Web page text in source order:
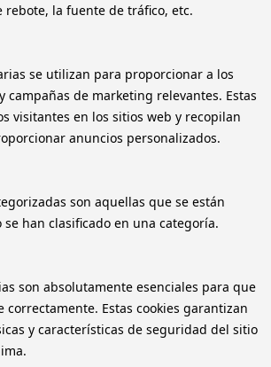
rebote, la fuente de tráfico, etc.
se utilizan para proporcionar a los
campañas de marketing relevantes. Estas
visitantes en los sitios web y recopilan
anuncios personalizados.
son aquellas que se están
han clasificado en una categoría.
son absolutamente esenciales para que
Estas cookies garantizan
y características de seguridad del sitio